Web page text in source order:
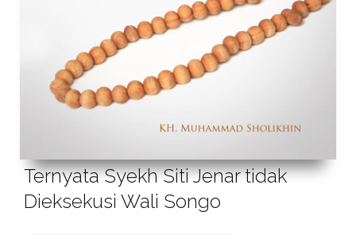
Ternyata Syekh Siti Jenar tidak
Dieksekusi Wali Songo